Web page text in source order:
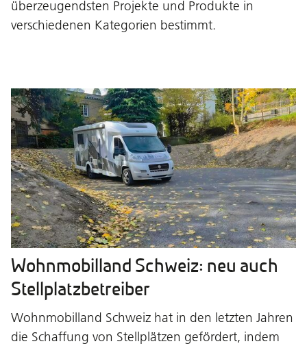
überzeugendsten Projekte und Produkte in
verschiedenen Kategorien bestimmt.
Wohnmobilland Schweiz: neu auch
Stellplatzbetreiber
Wohnmobilland Schweiz hat in den letzten Jahren
die Schaffung von Stellplätzen gefördert, indem